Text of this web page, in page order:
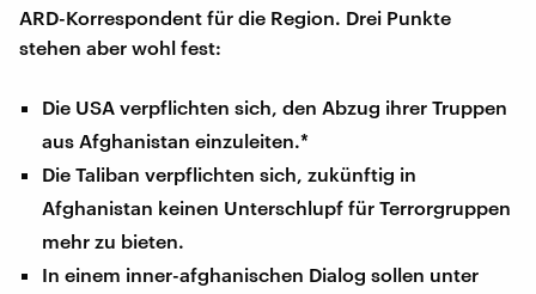
ARD-Korrespondent für die Region. Drei Punkte
stehen aber wohl fest:
Die USA verpflichten sich, den Abzug ihrer Truppen
aus Afghanistan einzuleiten.*
Die Taliban verpflichten sich, zukünftig in
Afghanistan keinen Unterschlupf für Terrorgruppen
mehr zu bieten.
In einem inner-afghanischen Dialog sollen unter